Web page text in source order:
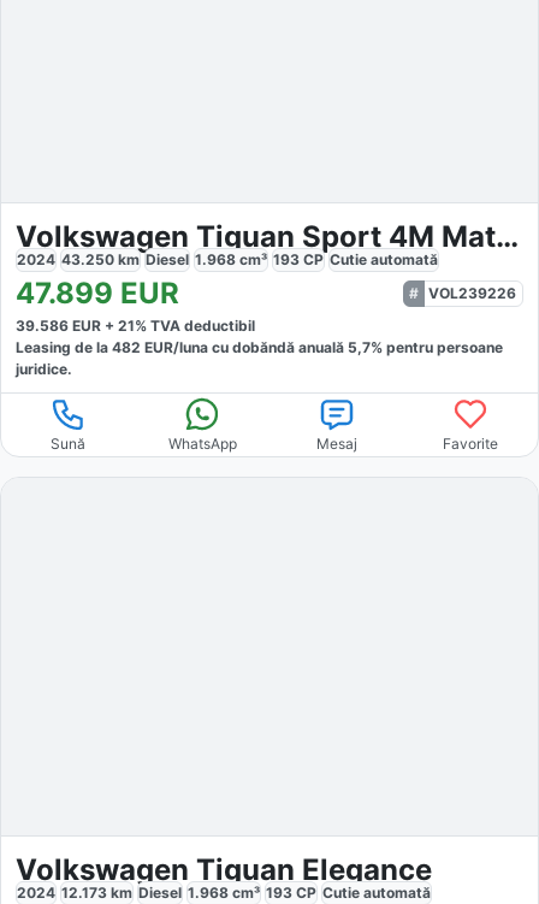
Volkswagen Tiguan Sport 4M Matrix
2024 43.250 km Diesel 1.968 cm³ 193 CP Cutie automată
47.899 EUR
VOL239226
39.586 EUR + 21% TVA deductibil
Leasing de la 482 EUR/luna cu dobăndă anuală 5,7% pentru persoane
juridice.
Sună WhatsApp Mesaj Favorite
Volkswagen Tiguan Elegance
2024 12.173 km Diesel 1.968 cm³ 193 CP Cutie automată